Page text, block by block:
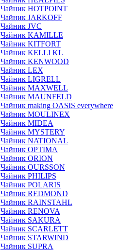
Чайник HOTPOINT
Чайник JARKOFF
Чайник JVC
Чайник KAMILLE
Чайник KITFORT
Чайник KELLI KL
Чайник KENWOOD
Чайник LEX
Чайник LIGRELL
Чайник MAXWELL
Чайник MAUNFELD
Чайник making OASIS everywhere
Чайник MOULINEX
Чайник MIDEA
Чайник MYSTERY
Чайник NATIONAL
Чайник OPTIMA
Чайник ORION
Чайник OURSSON
Чайник PHILIPS
Чайник POLARIS
Чайник REDMOND
Чайник RAINSTAHL
Чайник RENOVA
Чайник SAKURA
Чайник SCARLETT
Чайник STARWIND
Чайник SUPRA